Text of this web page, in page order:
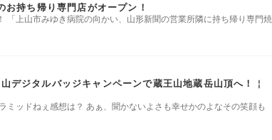
お持ち帰り専門店がオープン！
「上山市みゆき病院の向かい、山形新聞の営業所隣に持ち帰り専門焼
デジタルバッジキャンペーンで蔵王山地蔵岳山頂へ！￤
ミッドねぇ感想は？ あぁ、聞かないよさも幸せかのよなその笑顔も